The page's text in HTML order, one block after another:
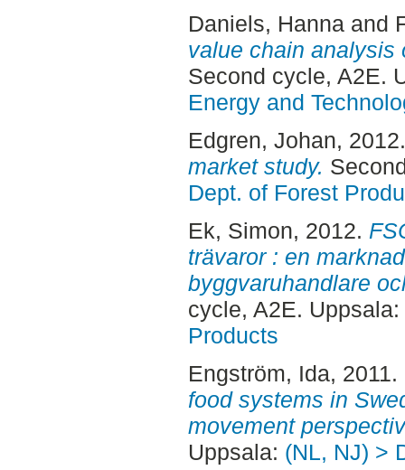
Daniels, Hannaand
value chain analysis
Second cycle, A2E.
Energy and
Edgren, Johan,
market study.
Dept. of Forest
Ek, Simon, 2012.
trävaror : en
byggvaruhandlare
cycle, A2E. Uppsala:
Products
Engström, Ida, 2011.
food systems in
movement
Uppsala: (NL, NJ) >